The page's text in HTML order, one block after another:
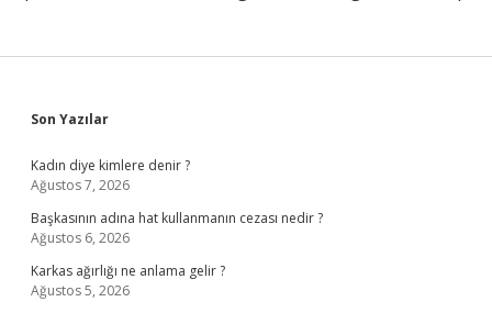
Sidebar
Son Yazılar
Kadın diye kimlere denir ?
Ağustos 7, 2026
Başkasının adına hat kullanmanın cezası nedir ?
Ağustos 6, 2026
Karkas ağırlığı ne anlama gelir ?
Ağustos 5, 2026